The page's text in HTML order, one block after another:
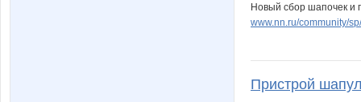
Новый сбор шапочек и
www.nn.ru/community/
Пристрой